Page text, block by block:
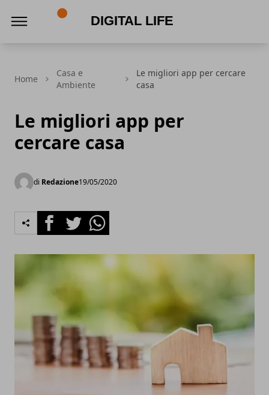
Home
Casa e
Ambiente
Le migliori app per cercare
casa
Le migliori app per
cercare casa
di Redazione19/05/2020
FacebookTwitterWhatsapp